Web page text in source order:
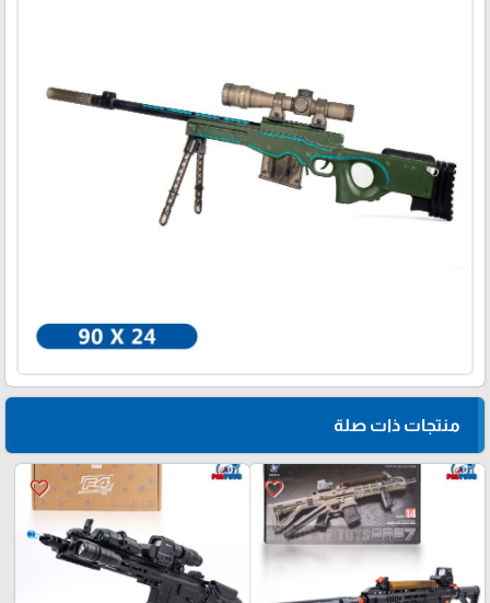
منتجات ذات صلة
favorite_border
favorite_border